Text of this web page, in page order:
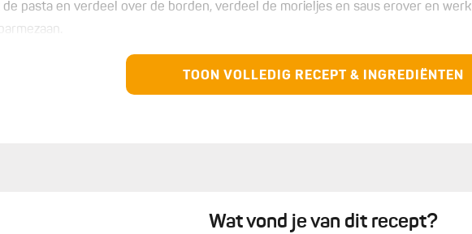
pasta en verdeel over de borden, verdeel de morieljes en saus erover en werk
morieljes gebruiken, week ze dan minstens 1 uur op voorhand in heet water en
weekwater in plaats van de groentebouillon.TOON VOLLEDIG RECEPT & INGREDIËNTEN
Wat vond je van dit recept?